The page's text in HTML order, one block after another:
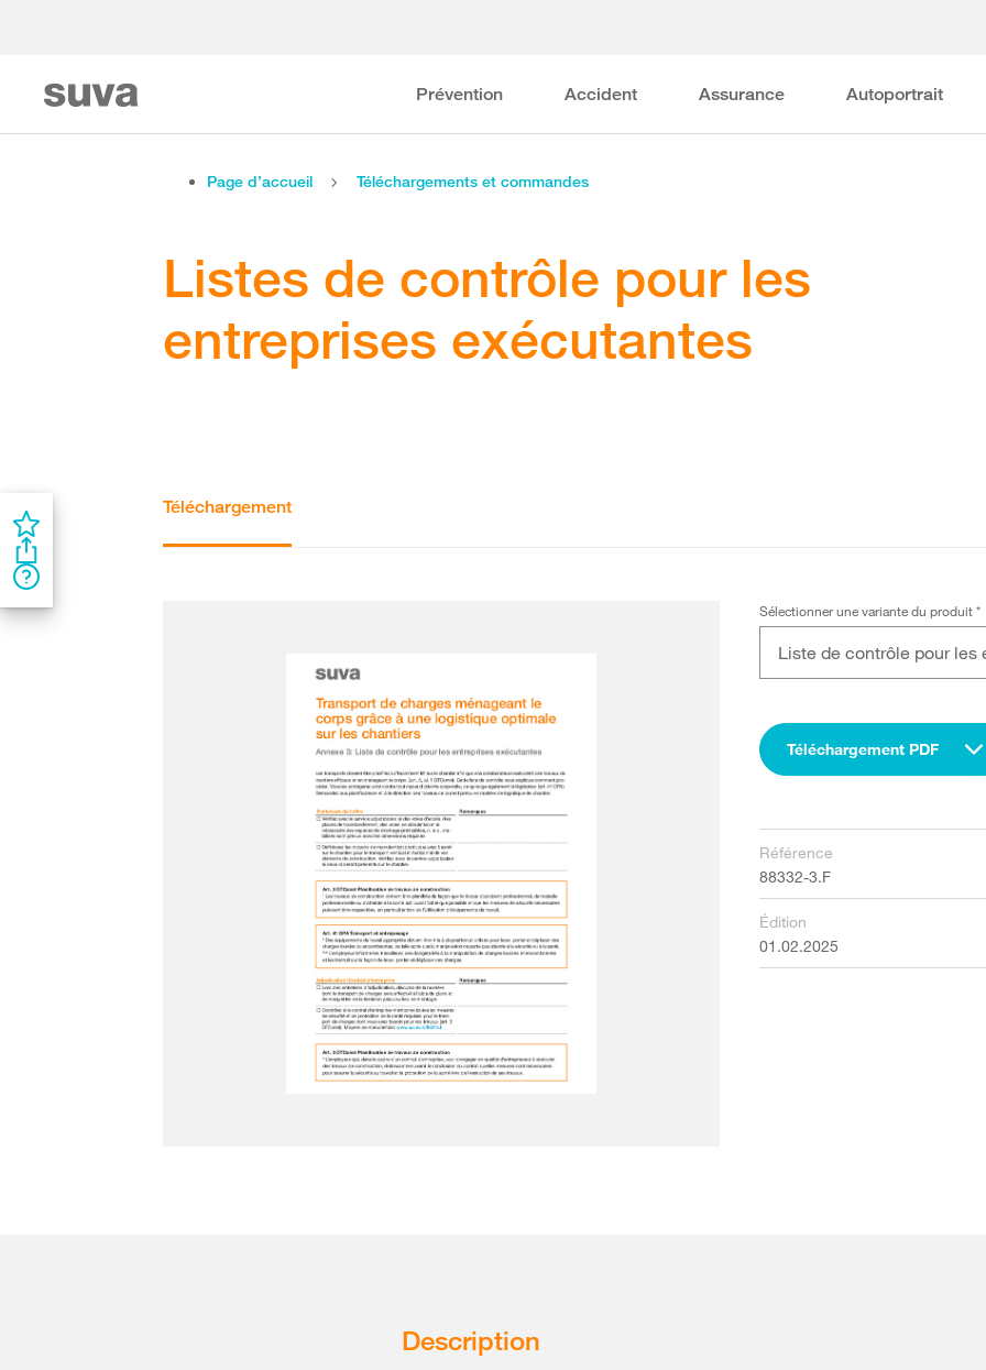
Prévention Accident Assurance Autoportrait
Page d’accueil Téléchargements et commandes
Listes de contrôle pour les
entreprises exécutantes
Téléchargement
Sélectionner une variante du produit*
Liste de contrôle pour
Téléchargement PDF
Référence
88332-3.F
Édition
01.02.2025
Description